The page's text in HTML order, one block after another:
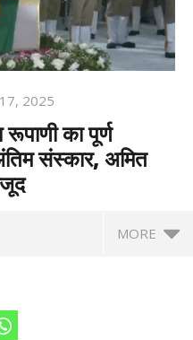
2025
का पूर्ण
संस्कार, अमित
MORE